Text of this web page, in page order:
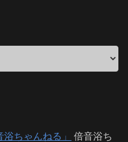
ちゃんねる」
倍音浴ち